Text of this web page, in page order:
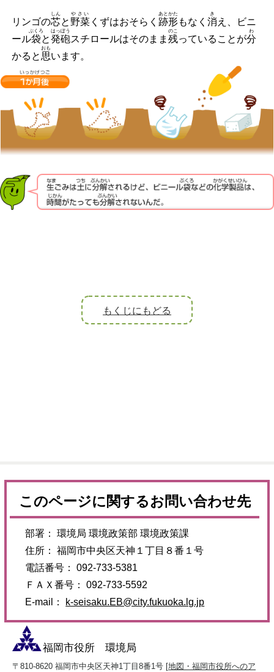
リンゴの芯
しん
と 野菜
やさい
くずはおそらく 跡形
あとかた
もなく 消
き
え、ビニ
ール袋
ぶくろ
と発砲
はっぽう
スチロールはそのまま 残
のこ
っていることが分
わ
かると 思
おも
います。
もくじにもどる
このページに関するお問い合わせ先
部署： 環境局 環境政策部 環境政策課
住所： 福岡市中央区天神１丁目８番１号
電話番号： 092-733-5381
ＦＡＸ番号： 092-733-5592
E-mail：
k-seisaku.EB@city.fukuoka.lg.jp
福岡市役所 環境局
〒810-8620 福岡市中央区天神1丁目8番1号 [地図・福岡市役所へのア